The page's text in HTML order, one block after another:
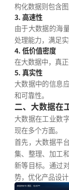
构化数据则包含
3. 高速性
由于大数据的海
处理能力，满足
4. 低价值密度
在大数据中，真
5. 真实性
大数据中的信息
和可靠性。
二、大数据在
大数据在工业数
现在多个方面。
首先，大数据平
集、整理、加工
新等目标。通过
势，优化产品设